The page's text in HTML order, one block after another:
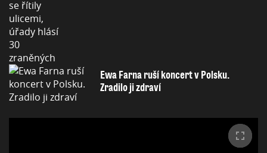
Ewa Farna ruší koncert v Polsku.
Zradilo ji zdraví